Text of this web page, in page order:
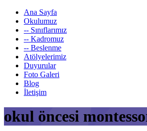
Ana Sayfa
Okulumuz
-- Sınıflarımız
-- Kadromuz
-- Beslenme
Atölyelerimiz
Duyurular
Foto Galeri
Blog
İletişim
okul öncesi